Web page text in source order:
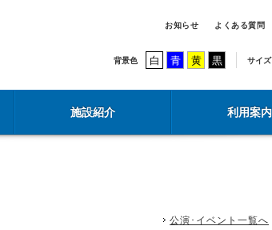
お知らせ よくある質問
背景色 白 青 黄 黒 サイズ
施設紹介 利用案内
公演･イベント一覧へ